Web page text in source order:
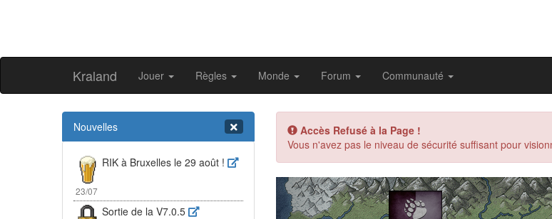
Kraland Jouer Règles Monde Forum Communauté
Nouvelles
23/07
RIK à Bruxelles le 29 août !
Sortie de la V7.0.5
Accès Refusé à la Page !
Vous n'avez pas le niveau de sécurité suffisant pour
Previous